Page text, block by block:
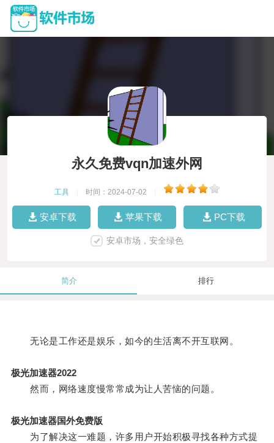
永久免费vqn加速外网
工具 时间：2024-07-02
安卓下载 苹果下载 PC下载
安卓市场，安全绿色
简介 排行
无论是工作还是娱乐，如今的生活离不开互联网。
极光加速器2022
然而，网络速度慢常常成为让人苦恼的问题。
极光加速器国外免费版
为了解决这一难题，许多用户开始积极寻找各种方式提